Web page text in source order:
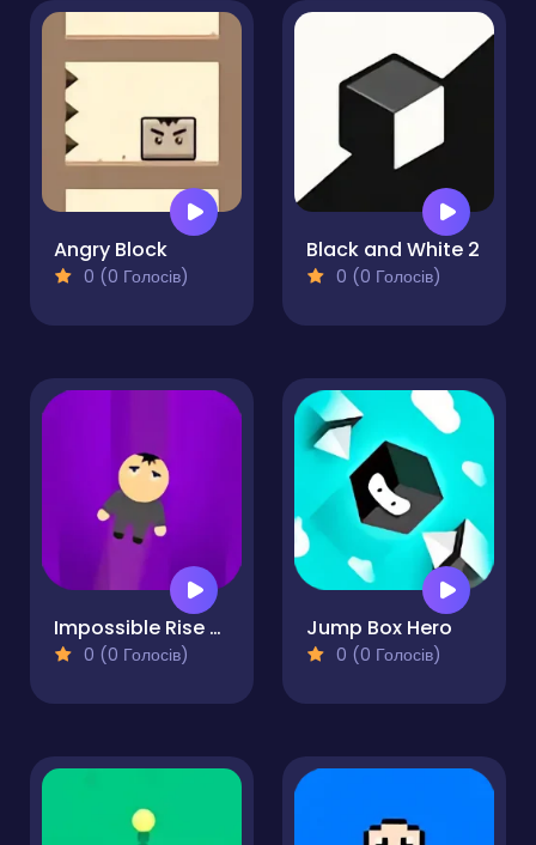
Angry Block
0 (0 Голосів)
Black and White 2
0 (0 Голосів)
Impossible Rise - Jumps
0 (0 Голосів)
Jump Box Hero
0 (0 Голосів)